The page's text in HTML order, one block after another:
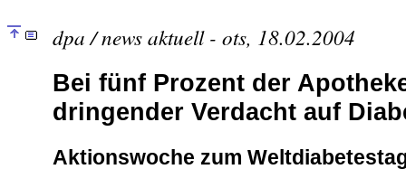
dpa / news aktuell - ots, 18.02.2004
Bei fünf Prozent der
dringender Verdacht auf
Aktionswoche zum